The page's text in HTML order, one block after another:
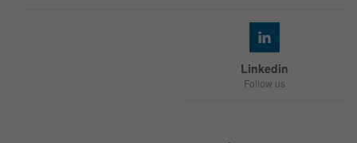
Linkedin
Follow us